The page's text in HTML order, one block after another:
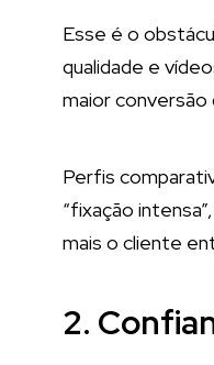
Esse é o
qualidade e
maior conversão
Perfis
“fixação
mais o cliente
2.